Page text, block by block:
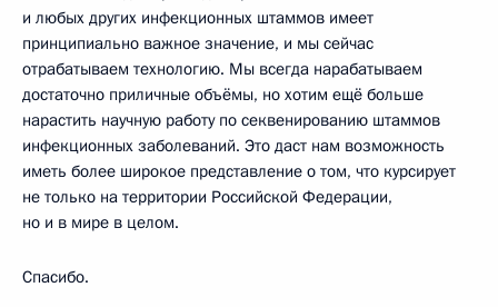
и любых других инфекционных штаммов имеет
принципиально важное значение, и мы сейчас
отрабатываем технологию. Мы всегда нарабатываем
достаточно приличные объёмы, но хотим ещё больше
нарастить научную работу по секвенированию штаммов
инфекционных заболеваний. Это даст нам возможность
иметь более широкое представление о том, что курсирует
не только на территории Российской Федерации,
но и в мире в целом.
Спасибо.